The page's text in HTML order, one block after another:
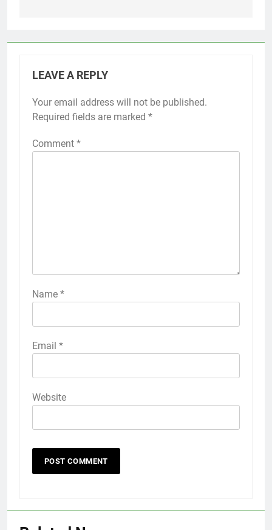
LEAVE A REPLY
Your email address will not be published.
Required fields are marked *
Comment *
Name *
Email *
Website